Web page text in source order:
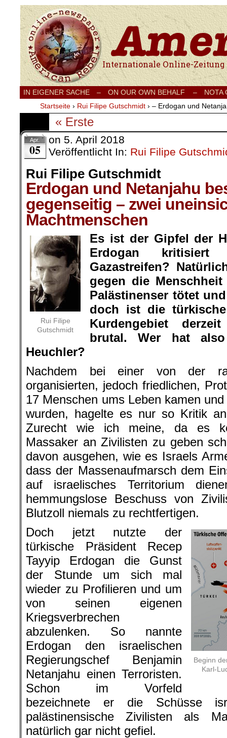
Internationale Onlinezeitung für Frieden,
IN EIGENER SACHE – ON OUR OWN BEHALF –
NOTA
Startseite › Rui Filipe Gutschmidt › – Erdogan und
« Erste
Apr.
05
on 5. April 2018
Veröffentlicht In: Rui Filipe
Rui Filipe Gutschmidt
Erdogan und Netanjahu
gegenseitig – zwei
Machtmenschen
Rui Filipe
Gutschmidt
Es ist der Gipfel der
Erdogan
Gazastreifen?
gegen die
Palästinenser tötet
doch ist die
Kurdengebiet
brutal. Wer hat
Heuchler?
Nachdem bei einer von der
organisierten, jedoch friedlichen,
17 Menschen ums Leben kamen
wurden, hagelte es nur so Kritik
Zurecht wie ich meine, da es
Massaker an Zivilisten zu geben
davon ausgehen, wie es Israels
dass der Massenaufmarsch dem
auf israelisches Territorium
hemmungslose Beschuss von
Blutzoll niemals zu rechtfertigen.
Beginn
Karl-
Doch jetzt nutzte der
türkische Präsident Recep
Tayyip Erdogan die Gunst
der Stunde um sich mal
wieder zu Profilieren und um
von seinen eigenen
Kriegsverbrechen
abzulenken. So nannte
Erdogan den israelischen
Regierungschef Benjamin
Netanjahu einen Terroristen.
Schon im Vorfeld
bezeichnete er die Schüsse
palästinensische Zivilisten als
natürlich gar nicht gefiel.